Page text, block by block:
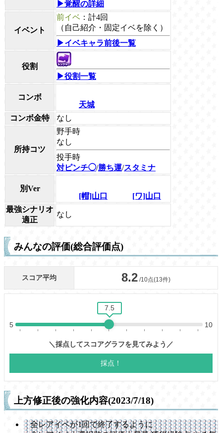
▶覚醒の詳細
イベント
前イベ ：計4回
（自己紹介・固定イベを除く）
▶イベキャラ前後一覧
役割
▶役割一覧
コンボ
天城
コンボ金特
なし
所持コツ
野手時
なし
投手時
対ピンチ◯/勝ち運/スタミナ
別Ver
[帽]山口
[ワ]山口
最強シナリオ
適正
なし
みんなの評価(総合評価点)
上方修正後の強化内容(2023/7/18)
全レアイベが1回で終了するように